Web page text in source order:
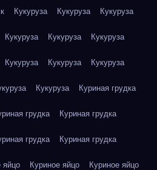
Кукуруза Кукуруза Кукуруза
Кукуруза Кукуруза Кукуруза
Кукуруза Кукуруза Кукуруза
Кукуруза Куриная грудка
грудка Куриная грудка
грудка Куриная грудка
яйцо Куриное яйцо Куриное яйцо